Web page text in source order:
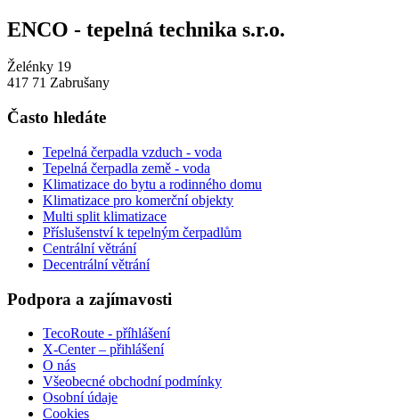
ENCO - tepelná technika s.r.o.
Želénky 19
417 71 Zabrušany
Často hledáte
Tepelná čerpadla vzduch - voda
Tepelná čerpadla země - voda
Klimatizace do bytu a rodinného domu
Klimatizace pro komerční objekty
Multi split klimatizace
Příslušenství k tepelným čerpadlům
Centrální větrání
Decentrální větrání
Podpora a zajímavosti
TecoRoute - příhlášení
X-Center – přihlášení
O nás
Všeobecné obchodní podmínky
Osobní údaje
Cookies